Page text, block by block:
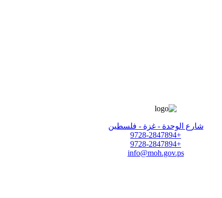
شارع الوحدة - غزة - فلسطين
+9728-2847894
+9728-2847894
info@moh.gov.ps